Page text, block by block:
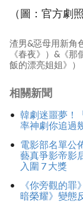
（圖：官方劇照
渣男&惡母用新角
《春夜》）&《
飯的漂亮姐姐》）
相關新聞
韓劇迷噩夢！
率神劇你追過
電影部名單公
藝真爭影帝影
入圍 7 大獎
《你旁觀的
暗榮耀》變態